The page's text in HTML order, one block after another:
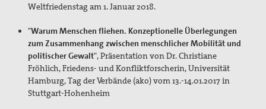
Flucht und Migration
Große Reden zum Frieden
Nahost
Weltfriedenstag am 1. Januar 2018.
"Warum Menschen fliehen. Konzeptionelle Überlegungen
zum Zusammenhang zwischen menschlicher Mobilität und
politischer Gewalt", Präsentation von Dr. Christiane
Fröhlich, Friedens- und Konfliktforscherin, Universität
Hamburg, Tag der Verbände (ako) vom 13.-14.01.2017 in
Stuttgart-Hohenheim